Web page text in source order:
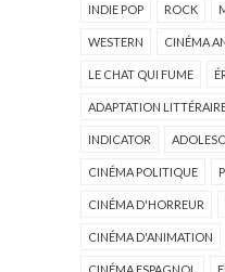
INDIE POP ROCK
WESTERN CINÉMA
LE CHAT QUI FUME
ADAPTATION
INDICATOR
CINÉMA POLITIQUE
CINÉMA D'HORREUR
CINÉMA D'ANIMATION